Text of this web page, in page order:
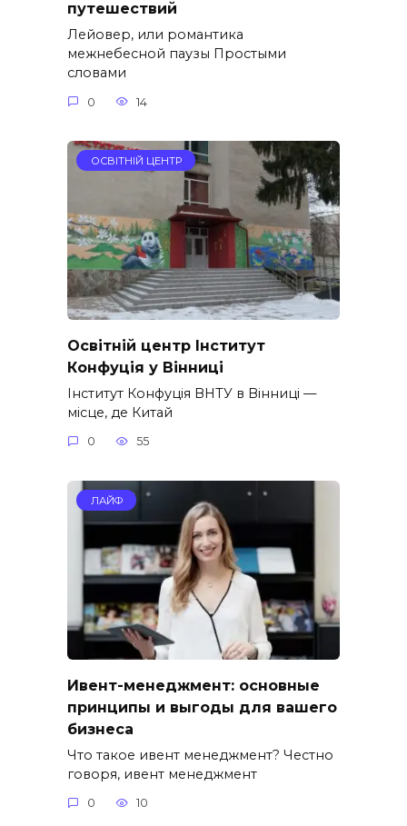
путешествий
Лейовер, или романтика
межнебесной паузы Простыми
словами
0 14
ОСВІТНІЙ ЦЕНТР
Освітній центр Інститут
Конфуція у Вінниці
Інститут Конфуція ВНТУ в Вінниці —
місце, де Китай
0 55
ЛАЙФ
Ивент-менеджмент: основные
принципы и выгоды для вашего
бизнеса
Что такое ивент менеджмент? Честно
говоря, ивент менеджмент
0 10